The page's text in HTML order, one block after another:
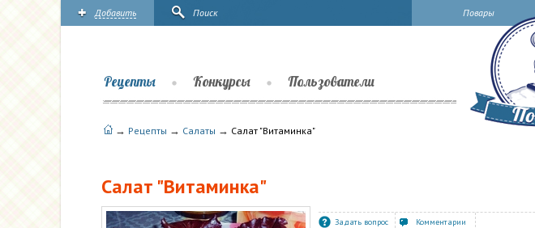
Повары
Добавить Поиск
Рецепты Конкурсы Пользователи
→ Рецепты → Салаты → Салат "Витаминка"
Салат "Витаминка"
Задать вопрос Комментарии